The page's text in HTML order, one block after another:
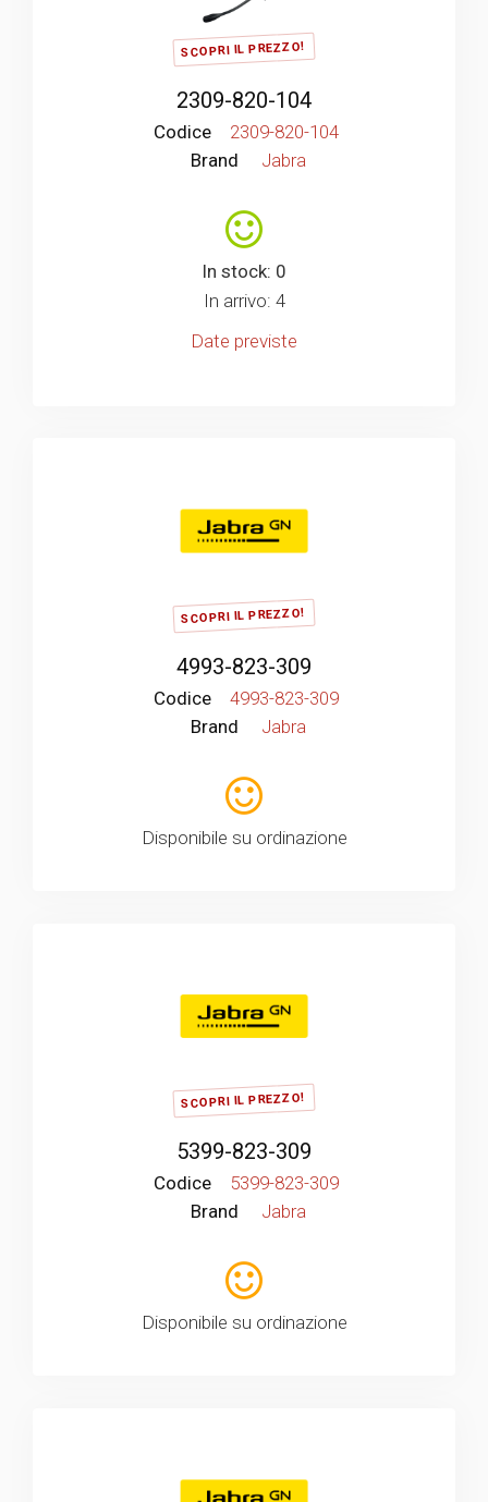
SCOPRI IL PREZZO!
2309-820-104
Codice
2309-820-104
Brand
Jabra
In stock: 0
In arrivo: 4
Date previste
SCOPRI IL PREZZO!
4993-823-309
Codice
4993-823-309
Brand
Jabra
Disponibile su ordinazione
SCOPRI IL PREZZO!
5399-823-309
Codice
5399-823-309
Brand
Jabra
Disponibile su ordinazione